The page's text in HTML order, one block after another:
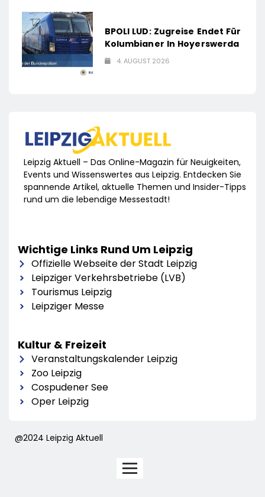
BPOLI LUD: Zugreise Endet Für
Kolumbianer In Hoyerswerda
4. AUGUST 2026
Leipzig Aktuell – Das Online-Magazin für Neuigkeiten,
Events und Wissenswertes aus Leipzig. Entdecken Sie
spannende Artikel, aktuelle Themen und Insider-Tipps
rund um die lebendige Messestadt!
Wichtige Links Rund Um Leipzig
Offizielle Webseite der Stadt Leipzig
Leipziger Verkehrsbetriebe (LVB)
Tourismus Leipzig
Leipziger Messe
Kultur & Freizeit
Veranstaltungskalender Leipzig
Zoo Leipzig
Cospudener See
Oper Leipzig
@2024 Leipzig Aktuell